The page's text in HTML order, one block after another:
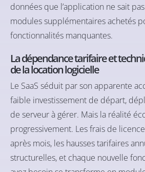
données que l’application ne sait
modules supplémentaires achetés
fonctionnalités manquantes.
La dépendance tarifaire et
de la location logicielle
Le SaaS séduit par son apparente
faible investissement de départ,
de serveur à gérer. Mais la réalité
progressivement. Les frais de
après mois, les hausses tarifaires
structurelles, et chaque nouvelle